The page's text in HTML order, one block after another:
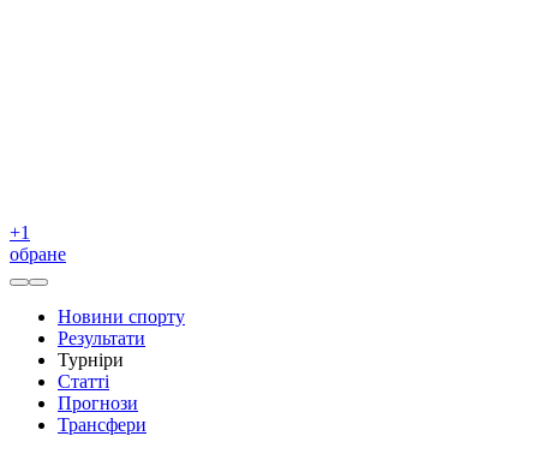
+1
обране
Новини спорту
Результати
Турніри
Статті
Прогнози
Трансфери